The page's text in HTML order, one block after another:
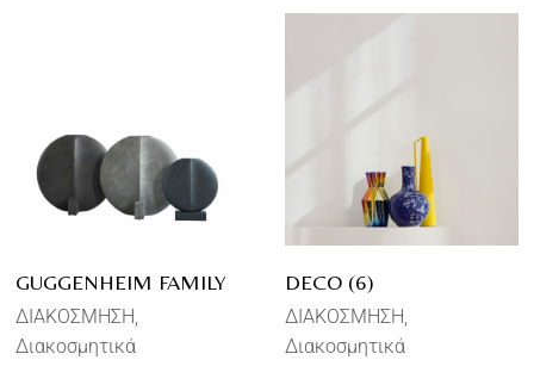
GUGGENHEIM FAMILY
ΔΙΑΚΟΣΜΗΣΗ
Διακοσμητικά
DECO (6)
ΔΙΑΚΟΣΜΗΣΗ
Διακοσμητικά